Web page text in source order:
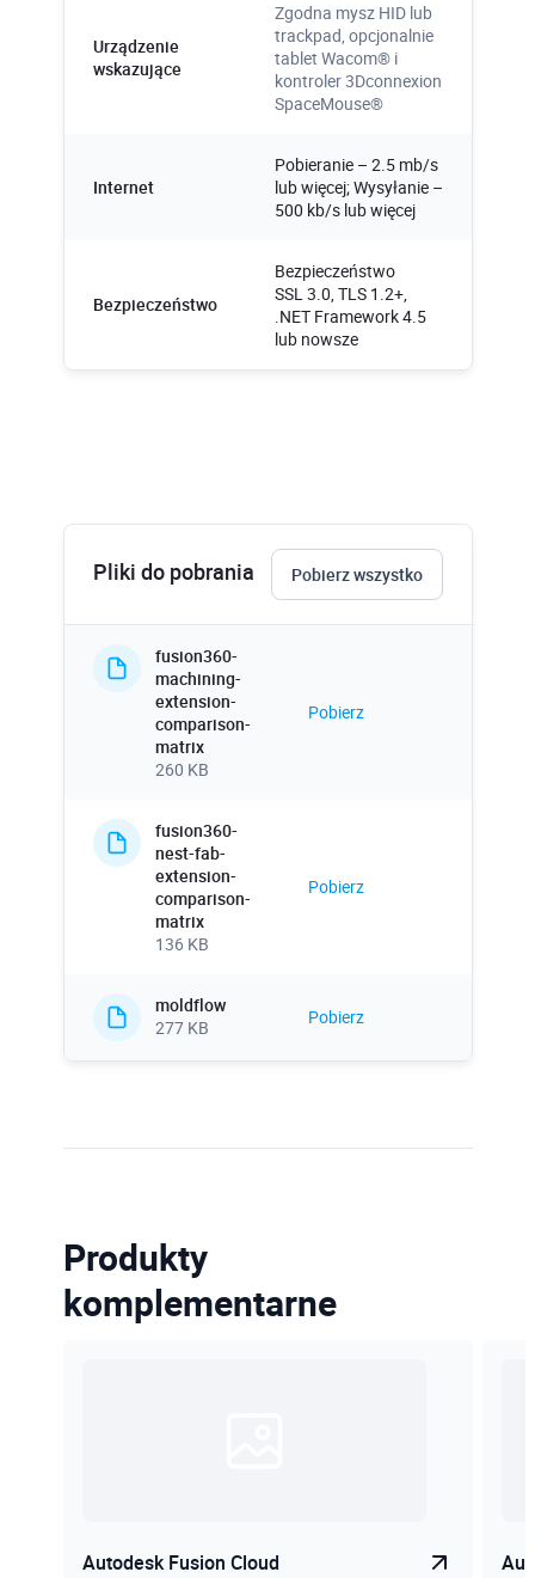
Urządzenie
wskazujące
Zgodna mysz HID lub
trackpad, opcjonalnie
tablet Wacom® i
kontroler 3Dconnexion
SpaceMouse®
Internet
Pobieranie – 2.5 mb/s
lub więcej; Wysyłanie –
500 kb/s lub więcej
Bezpieczeństwo
Bezpieczeństwo
SSL 3.0, TLS 1.2+,
.NET Framework 4.5
lub nowsze
Pliki do pobrania Pobierz wszystko
fusion360-
machining-
extension-
comparison-
matrix
260 KB
Pobierz
fusion360-
nest-fab-
extension-
comparison-
matrix
136 KB
Pobierz
moldflow
277 KB
Pobierz
Produkty
komplementarne
Autodesk Fusion Cloud